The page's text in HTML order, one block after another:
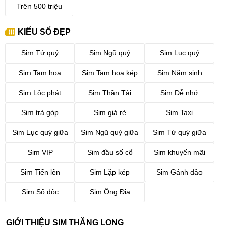
thể hiện cá tính của người dùng. Sim năm sinh là một dòng
thường. Sử dụng sim năm sinh 1990
đẹp và với những sim có “thế số đẹp” thì có giá trị khá cao. Ngoài
quà tặng cho người bạn hoặc đối tác sinh vào năm Canh Ngọ.
2. Cách chọn sim đuôi 1990 phù hợp
2.1. Giá sim đuôi 1990 từ thấp đến cao
Dưới đây là một vài ví dụ về sim năm sinh 1990 có giá từ thấp đến
0847421990: 900k
Trên 500 triệu
KIỂU SỐ ĐẸP
Sim Tứ quý Sim Ngũ quý Sim Lục quý
Sim Tam hoa Sim Tam hoa kép Sim Năm sinh
Sim Lộc phát Sim Thần Tài Sim Dễ nhớ
Sim trả góp Sim giá rẻ Sim Taxi
Sim Lục quý giữa Sim Ngũ quý giữa Sim Tứ quý giữa
Sim VIP Sim đầu số cổ Sim khuyến mãi
Sim Tiến lên Sim Lặp kép Sim Gánh đảo
Sim Số độc Sim Ông Địa
GIỚI THIỆU SIM THĂNG LONG